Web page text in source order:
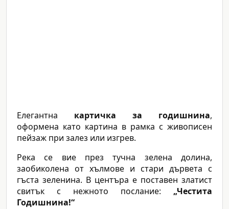
Елегантна картичка за годишнина,
оформена като картина в рамка с живописен
пейзаж при залез или изгрев.
Река се вие през тучна зелена долина,
заобиколена от хълмове и стари дървета с
гъста зеленина. В центъра е поставен златист
свитък с нежното послание: „Честита
Годишнина!“